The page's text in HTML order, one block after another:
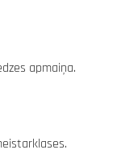
apmaiņa.